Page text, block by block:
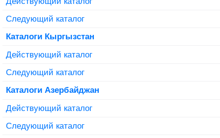
Следующий каталог
Каталоги Кыргызстан
Действующий каталог
Следующий каталог
Каталоги Азербайджан
Действующий каталог
Следующий каталог